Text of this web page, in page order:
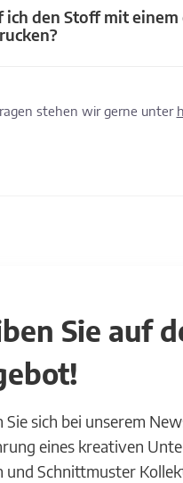
ich den Stoff mit
stehen wir gerne unter
Sie auf
Sie sich bei unserem
eines kreativen
und Schnittmuster